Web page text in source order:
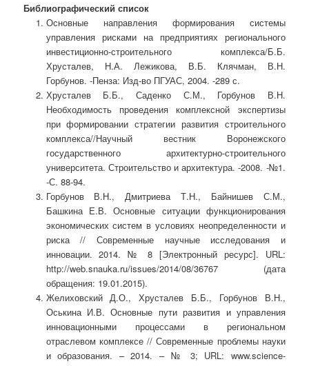
Библиографический список
Основные направления формирования системы
управления рисками на предприятиях регионального
инвестиционно-строительного комплекса/Б.Б.
Хрусталев, Н.А. Лежикова, В.Б. Клячман, В.Н.
Горбунов. -Пенза: Изд-во ПГУАС, 2004. -289 с.
Хрусталев Б.Б., Саденко С.М., Горбунов В.Н.
Необходимость проведения комплексной экспертизы
при формировании стратегии развития строительного
комплекса//Научный вестник Воронежского
государственного архитектурно-строительного
университета. Строительство и архитектура. -2008. -№1.
-С. 88-94.
Горбунов В.Н., Дмитриева Т.Н., Байнишев С.М.,
Башкина Е.В. Основные ситуации функционирования
экономических систем в условиях неопределенности и
риска // Современные научные исследования и
инновации. 2014. № 8 [Электронный ресурс]. URL:
http://web.snauka.ru/issues/2014/08/36767 (дата
обращения: 19.01.2015).
Желиховский Д.О., Хрусталев Б.Б., Горбунов В.Н.,
Оськина И.В. Основные пути развития и управления
инновационными процессами в региональном
отраслевом комплексе // Современные проблемы науки
и образования. – 2014. – № 3; URL: www.science-